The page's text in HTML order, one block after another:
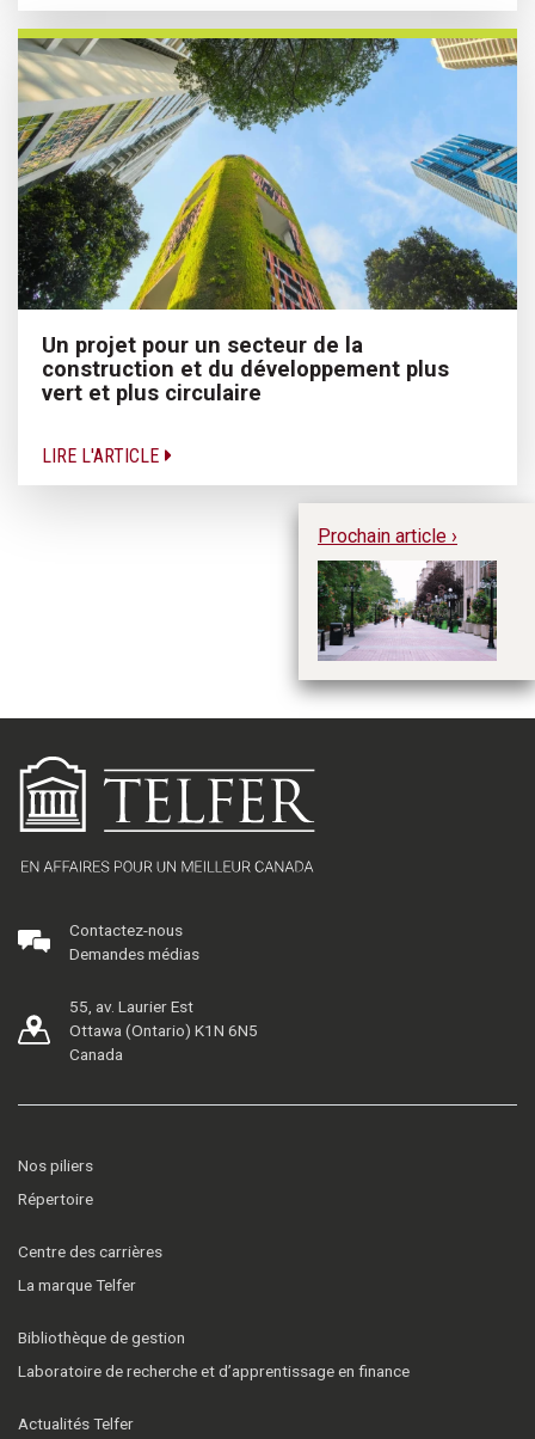
Un projet pour un secteur de la
construction et du développement plus
vert et plus circulaire
LIRE L'ARTICLE
Prochain article ›
Contactez-nous
Demandes médias
55, av. Laurier Est
Ottawa (Ontario) K1N 6N5
Canada
Nos piliers
Répertoire
Centre des carrières
La marque Telfer
Bibliothèque de gestion
Laboratoire de recherche et d’apprentissage en finance
Actualités Telfer